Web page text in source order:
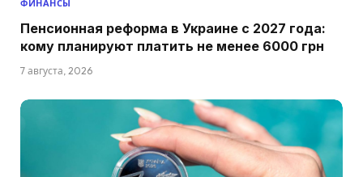
ФИНАНСЫ
Пенсионная реформа в Украине с 2027 года:
кому планируют платить не менее 6000 грн
7 августа, 2026